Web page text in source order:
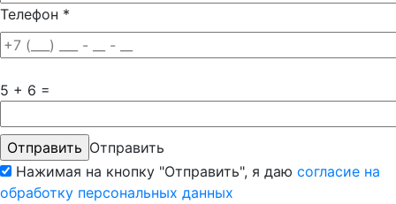
Телефон *
5 + 6 =
Отправить
Нажимая на кнопку "Отправить", я даю согласие на
обработку персональных данных